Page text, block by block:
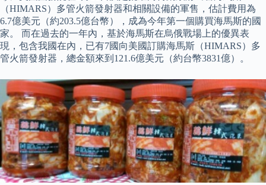
（HIMARS）多管火箭發射器和相關設備的軍售，估計費用為
6.7億美元（約203.5億台幣），成為今年第一個購買海馬斯的國
家。 而在過去的一年內，基於海馬斯在烏俄戰場上的優異表
現，包含我國在內，已有7國向美國訂購海馬斯（HIMARS）多
管火箭發射器，總金額來到121.6億美元（約台幣3831億）。